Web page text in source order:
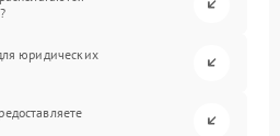
юридических